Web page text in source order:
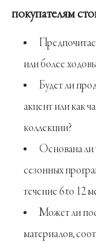
покупателям
или более
Будет ли
акцент или как
коллекции?
Основана ли
сезонных
течение 6 to 12
Может ли
материалов,